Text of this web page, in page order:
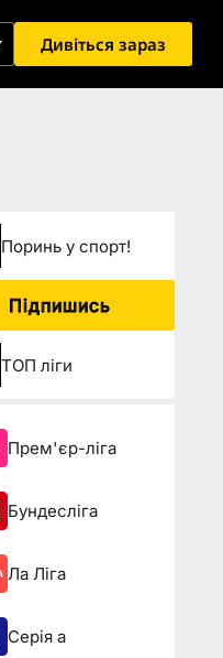
Дивіться зараз
Поринь у спорт!
Підпишись
ТОП ліги
Прем'єр-ліга
Бундесліга
Ла Ліга
Серія а